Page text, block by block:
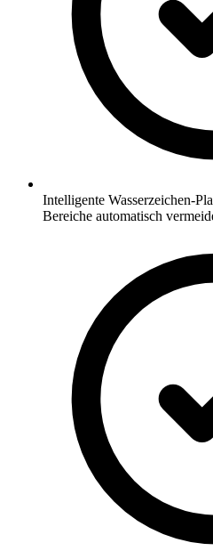
Intelligente Wasserzeichen-
Bereiche automatisch